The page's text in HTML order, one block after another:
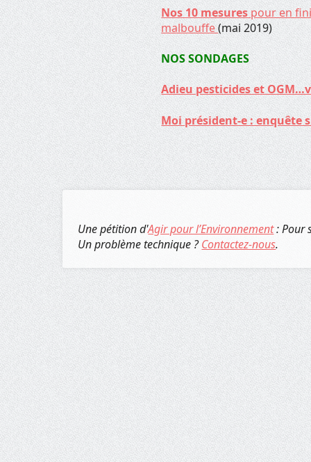
Nos 10 mesurespour en
malbouffe(mai 2019)
NOS SONDAGES
Adieu pesticides et
Moi président-e :
Une pétition d'Agir pour l’Environnement: Pour
Un problème technique ?Contactez-nous.